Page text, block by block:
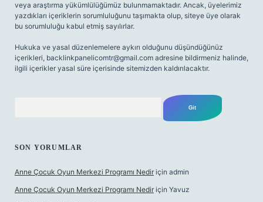
veya araştırma yükümlülüğümüz bulunmamaktadır. Ancak, üyelerimiz
yazdıkları içeriklerin sorumluluğunu taşımakta olup, siteye üye olarak
bu sorumluluğu kabul etmiş sayılırlar.
Hukuka ve yasal düzenlemelere aykırı olduğunu düşündüğünüz
içerikleri, backlinkpanelicomtr@gmail.com adresine bildirmeniz halinde,
ilgili içerikler yasal süre içerisinde sitemizden kaldırılacaktır.
SON YORUMLAR
Anne Çocuk Oyun Merkezi Programı Nedir için admin
Anne Çocuk Oyun Merkezi Programı Nedir için Yavuz